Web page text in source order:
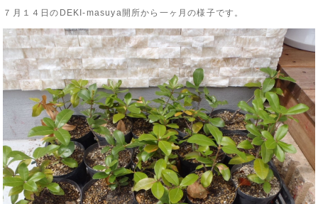
７月１４日のDEKI-masuya開所から一ヶ月の様子です。